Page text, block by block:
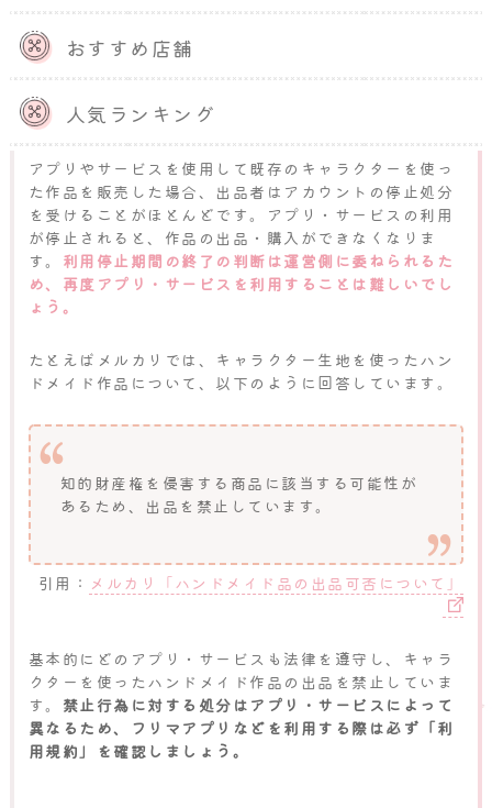
おすすめ店舗
人気ランキング
アプリやサービスのアカウントが
停止される
アプリやサービスを使用して既存のキャラクターを使っ
た作品を販売した場合、出品者はアカウントの停止処分
を受けることがほとんどです。アプリ・サービスの利用
が停止されると、作品の出品・購入ができなくなりま
す。 利用停止期間の終了の判断は運営側に委ねられるた
め、再度アプリ・サービスを利用することは難しいでし
ょう。
たとえばメルカリでは、キャラクター生地を使ったハン
ドメイド作品について、以下のように回答しています。
知的財産権を侵害する商品に該当する可能性が
あるため、出品を禁止しています。
引用： メルカリ「ハンドメイド品の出品可否について」
基本的にどのアプリ・サービスも法律を遵守し、キャラ
クターを使ったハンドメイド作品の出品を禁止していま
す。 禁止行為に対する処分はアプリ・サービスによって
異なるため、フリマアプリなどを利用する際は必ず「利
用規約」を確認しましょう。